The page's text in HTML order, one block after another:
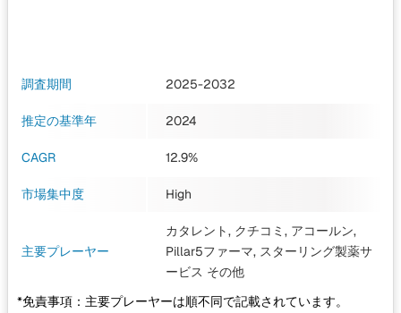
調査期間 2025-2032
推定の基準年 2024
CAGR 12.9%
市場集中度 High
主要プレーヤー
カタレント, クチコミ, アコールン,
Pillar5ファーマ, スターリング製薬サ
ービス その他
*免責事項：主要プレーヤーは順不同で記載されています。